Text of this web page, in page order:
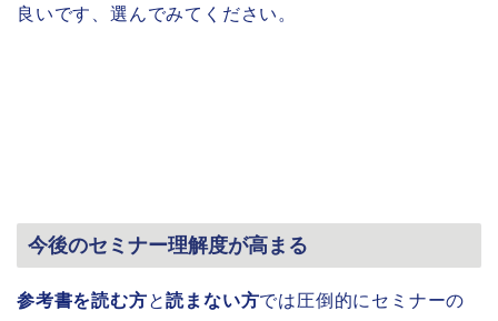
良いです、選んでみてください。
今後のセミナー理解度が高まる
参考書を読む方と読まない方では圧倒的にセミナーの